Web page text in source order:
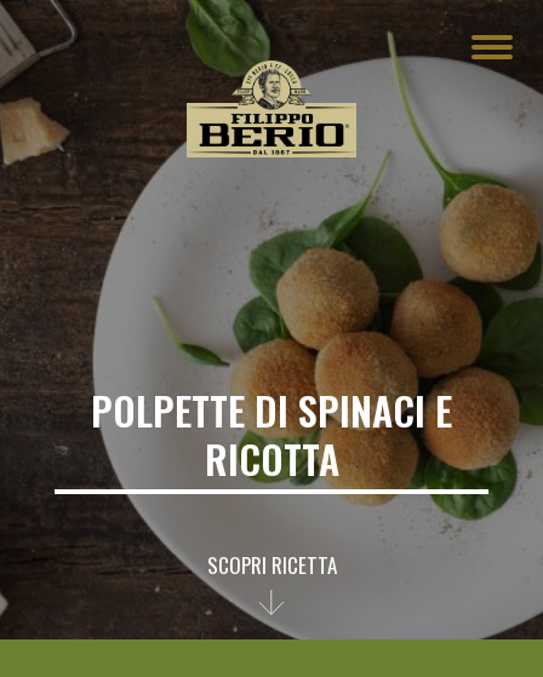
POLPETTE DI SPINACI E
RICOTTA
SCOPRI RICETTA